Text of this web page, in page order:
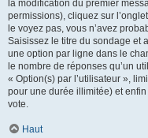
la modification du premier
permissions), cliquez sur l’onglet
le voyez pas, vous n’avez
Saisissez le titre du sondage et
une option par ligne dans le
le nombre de réponses qu’un
« Option(s) par l’utilisateur »,
pour une durée illimitée) et
vote.
Haut